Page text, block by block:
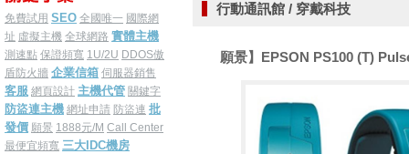
免費試用 SEO 全國唯一 國際網
址 虛擬主機 全球網路 實體主機
測速點 保證頻寬 1U/2U DDOS傲
盾防火牆 企業信箱 伺服器銷售
客服 網頁設計 主機代管 關鍵字
防盜連主機 網址申請 防盜連 批
發價 願景 1888元/M Call Center
最便宜頻寬 三大IDC機房
行動通訊館 / 穿戴科技
願景】EPSON PS100 (T)